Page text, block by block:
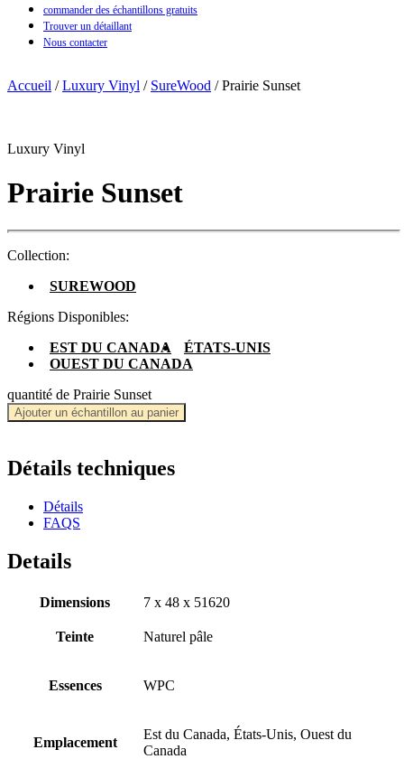
commander des échantillons gratuits
Trouver un détaillant
Nous contacter
Accueil /Luxury Vinyl / SureWood / Prairie Sunset
Luxury Vinyl
Prairie Sunset
Collection:
SUREWOOD
Régions Disponibles:
EST DU CANADA
ÉTATS-UNIS
OUEST DU CANADA
quantité de Prairie Sunset
Ajouter un échantillon au panier
Détails techniques
Détails
FAQS
Details
Dimensions 7 x 48 x 51620
Teinte Naturel pâle
Essences WPC
Emplacement
Est du Canada, États-Unis, Ouest du
Canada